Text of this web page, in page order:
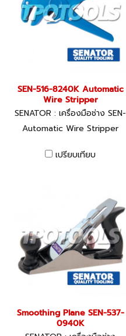
SEN-516-8240K Automatic
Wire Stripper
SENATOR : เครื่องมือช่าง SEN-
516-8240K
Automatic Wire Stripper
เปรียบเทียบ
Smoothing Plane SEN-537-
0940K